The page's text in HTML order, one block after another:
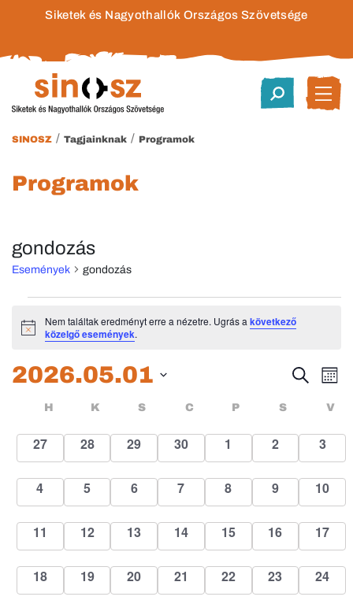
Siketek és Nagyothallók Országos Szövetsége
SINOSZ / Tagjainknak / Programok
Programok
gondozás
Események gondozás
Események
Notice
Nem találtak eredményt erre a nézetre. Ugrás akövetkező
közelgő események.
és
nézet
Keresett
kifejezés
2026.05.01
kiválasztása.
Események
naptár
H HÉTFŐ
K KEDD
S SZERDA
C CSÜTÖRTÖK
P PÉNTEK
S V
0
események
27
0
események
28
0
események
29
0
események
30
0
események
1
0
események
2
0
3
0
események
4
0
események
5
0
események
6
0
események
7
0
események
8
0
események
9
0
10
0
események
11
0
események
12
0
események
13
0
események
14
0
események
15
0
események
16
0
17
0
események
18
0
események
19
0
események
20
0
események
21
0
események
22
0
események
23
0
24